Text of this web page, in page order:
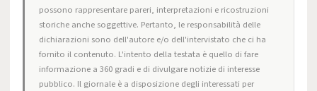
possono rappresentare pareri, interpretazioni e ricostruzioni
storiche anche soggettive. Pertanto, le responsabilità delle
dichiarazioni sono dell'autore e/o dell'intervistato che ci ha
fornito il contenuto. L'intento della testata è quello di fare
informazione a 360 gradi e di divulgare notizie di interesse
pubblico. Il giornale è a disposizione degli interessati per